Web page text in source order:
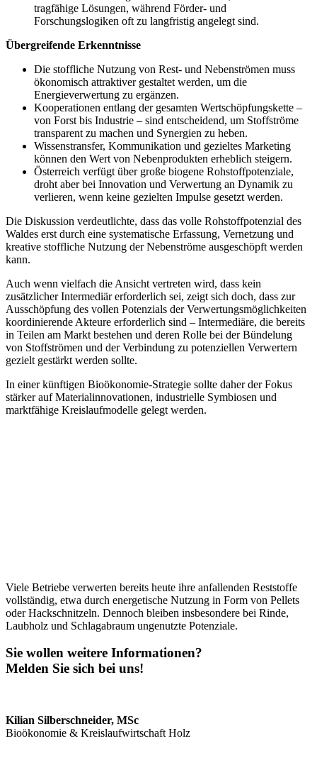
tragfähige Lösungen, während Förder- und
Forschungslogiken oft zu langfristig angelegt sind.
Übergreifende Erkenntnisse
Die stoffliche Nutzung von Rest- und Nebenströmen muss
ökonomisch attraktiver gestaltet werden, um die
Energieverwertung zu ergänzen.
Kooperationen entlang der gesamten Wertschöpfungskette –
von Forst bis Industrie – sind entscheidend, um Stoffströme
transparent zu machen und Synergien zu heben.
Wissenstransfer, Kommunikation und gezieltes Marketing
können den Wert von Nebenprodukten erheblich steigern.
Österreich verfügt über große biogene Rohstoffpotenziale,
droht aber bei Innovation und Verwertung an Dynamik zu
verlieren, wenn keine gezielten Impulse gesetzt werden.
Die Diskussion verdeutlichte, dass das volle Rohstoffpotenzial des
Waldes erst durch eine systematische Erfassung, Vernetzung und
kreative stoffliche Nutzung der Nebenströme ausgeschöpft werden
kann.
Auch wenn vielfach die Ansicht vertreten wird, dass kein
zusätzlicher Intermediär erforderlich sei, zeigt sich doch, dass zur
Ausschöpfung des vollen Potenzials der Verwertungsmöglichkeiten
koordinierende Akteure erforderlich sind – Intermediäre, die bereits
in Teilen am Markt bestehen und deren Rolle bei der Bündelung
von Stoffströmen und der Verbindung zu potenziellen Verwertern
gezielt gestärkt werden sollte.
In einer künftigen Bioökonomie-Strategie sollte daher der Fokus
stärker auf Materialinnovationen, industrielle Symbiosen und
marktfähige Kreislaufmodelle gelegt werden.
Viele Betriebe verwerten bereits heute ihre anfallenden Reststoffe
vollständig, etwa durch energetische Nutzung in Form von Pellets
oder Hackschnitzeln. Dennoch bleiben insbesondere bei Rinde,
Laubholz und Schlagabraum ungenutzte Potenziale.
Sie wollen weitere Informationen?
Melden Sie sich bei uns!
Kilian Silberschneider, MSc
Bioökonomie & Kreislaufwirtschaft Holz